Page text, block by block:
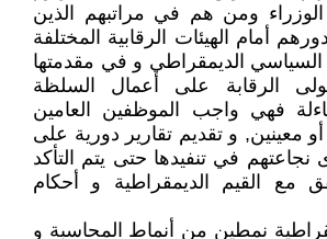
ومن هم في مراتبهم الذين
أمام الهيئات الرقابية المختلفة
السياسي الديمقراطي و في مقدمتها
الرقابة على أعمال السلظة
فهي واجب الموظفين العامين
معينين, و تقديم تقارير دورية على
نجاعتهم في تنفيدها حتى يتم التأكد
مع القيم الديمقراطية و أحكام
نمطين من أنماط المحاسبة و